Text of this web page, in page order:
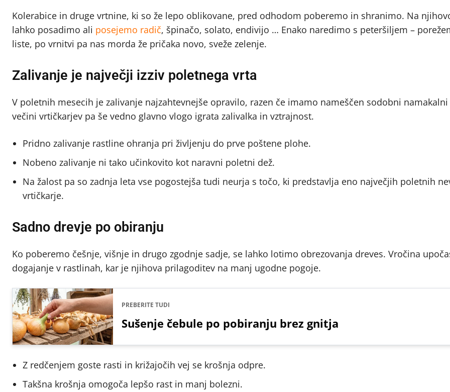
Kolerabice in druge vrtnine, ki so že lepo oblikovane, pred odhodom poberemo in shranimo. Na
lahko posadimo ali posejemo radič, špinačo, solato, endivijo … Enako naredimo s peteršiljem –
liste, po vrnitvi pa nas morda že pričaka novo, sveže zelenje.
Zalivanje je največji izziv poletnega vrta
V poletnih mesecih je zalivanje najzahtevnejše opravilo, razen če imamo nameščen sodobni
večini vrtičkarjev pa še vedno glavno vlogo igrata zalivalka in vztrajnost.
Pridno zalivanje rastline ohranja pri življenju do prve poštene plohe.
Nobeno zalivanje ni tako učinkovito kot naravni poletni dež.
Na žalost pa so zadnja leta vse pogostejša tudi neurja s točo, ki predstavlja eno največjih poletnih
vrtičkarje.
Sadno drevje po obiranju
Ko poberemo češnje, višnje in drugo zgodnje sadje, se lahko lotimo obrezovanja dreves. Vročina
dogajanje v rastlinah, kar je njihova prilagoditev na manj ugodne pogoje.
PREBERITE TUDI
Sušenje čebule po pobiranju brez gnitja
Z redčenjem goste rasti in križajočih vej se krošnja odpre.
Takšna krošnja omogoča lepšo rast in manj bolezni.